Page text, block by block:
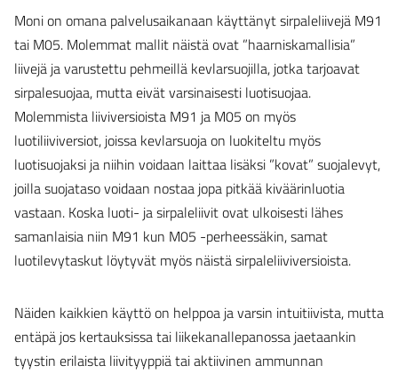
Moni on omana palvelusaikanaan käyttänyt sirpaleliivejä M91
tai M05. Molemmat mallit näistä ovat ”haarniskamallisia”
liivejä ja varustettu pehmeillä kevlarsuojilla, jotka tarjoavat
sirpalesuojaa, mutta eivät varsinaisesti luotisuojaa.
Molemmista liiviversioista M91 ja M05 on myös
luotiliiviversiot, joissa kevlarsuoja on luokiteltu myös
luotisuojaksi ja niihin voidaan laittaa lisäksi ”kovat” suojalevyt,
joilla suojataso voidaan nostaa jopa pitkää kiväärinluotia
vastaan. Koska luoti- ja sirpaleliivit ovat ulkoisesti lähes
samanlaisia niin M91 kun M05 -perheessäkin, samat
luotilevytaskut löytyvät myös näistä sirpaleliiviversioista.
Näiden kaikkien käyttö on helppoa ja varsin intuitiivista, mutta
entäpä jos kertauksissa tai liikekanallepanossa jaetaankin
tyystin erilaista liivityyppiä tai aktiivinen ammunnan